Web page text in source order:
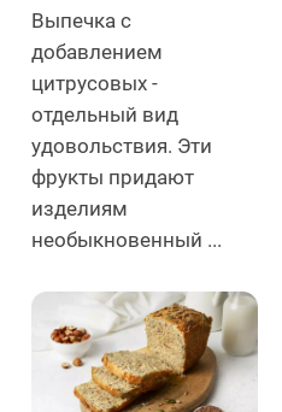
Выпечка с
добавлением
цитрусовых -
отдельный вид
удовольствия. Эти
фрукты придают
изделиям
необыкновенный ...